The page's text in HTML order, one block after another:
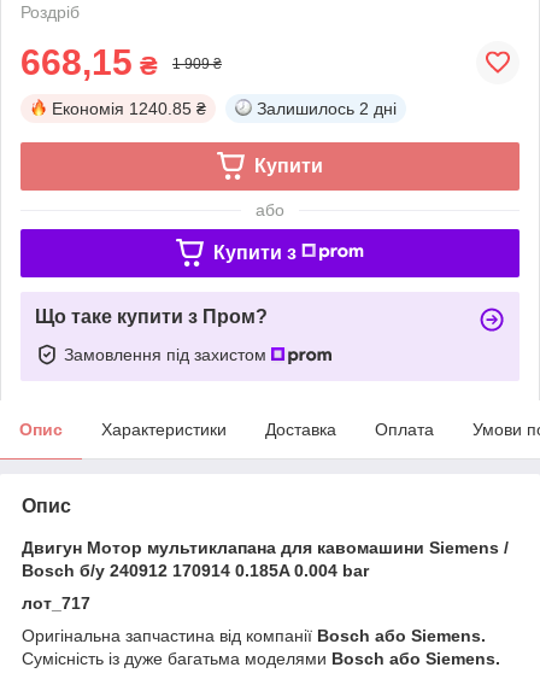
Роздріб
668,15 ₴ 1 909 ₴
Економія 1240.85 ₴ Залишилось 2 дні
Купити
або
Купити з
Що таке купити з Пром?
Замовлення під захистом
Опис Характеристики Доставка Оплата Умови
Опис
Двигун Мотор мультиклапана для кавомашини Siemens /
Bosch б/у 240912 170914 0.185A 0.004 bar
лот_717
Оригінальна запчастина від компанії Bosch або Siemens.
Сумісність із дуже багатьма моделями Bosch або Siemens.